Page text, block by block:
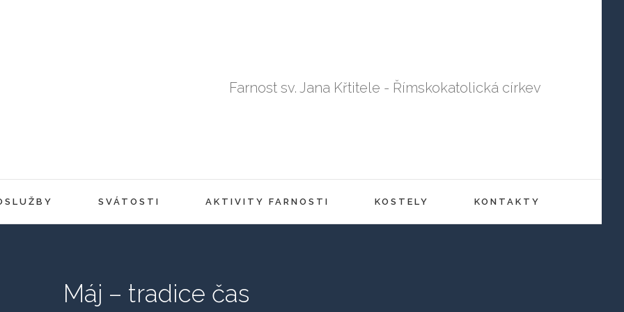
Farnost sv. Jana Křtitele - Římskokatolická církev
SVÁTOSTI AKTIVITY FARNOSTI KOSTELY KONTAKTY
Máj – tradice čas